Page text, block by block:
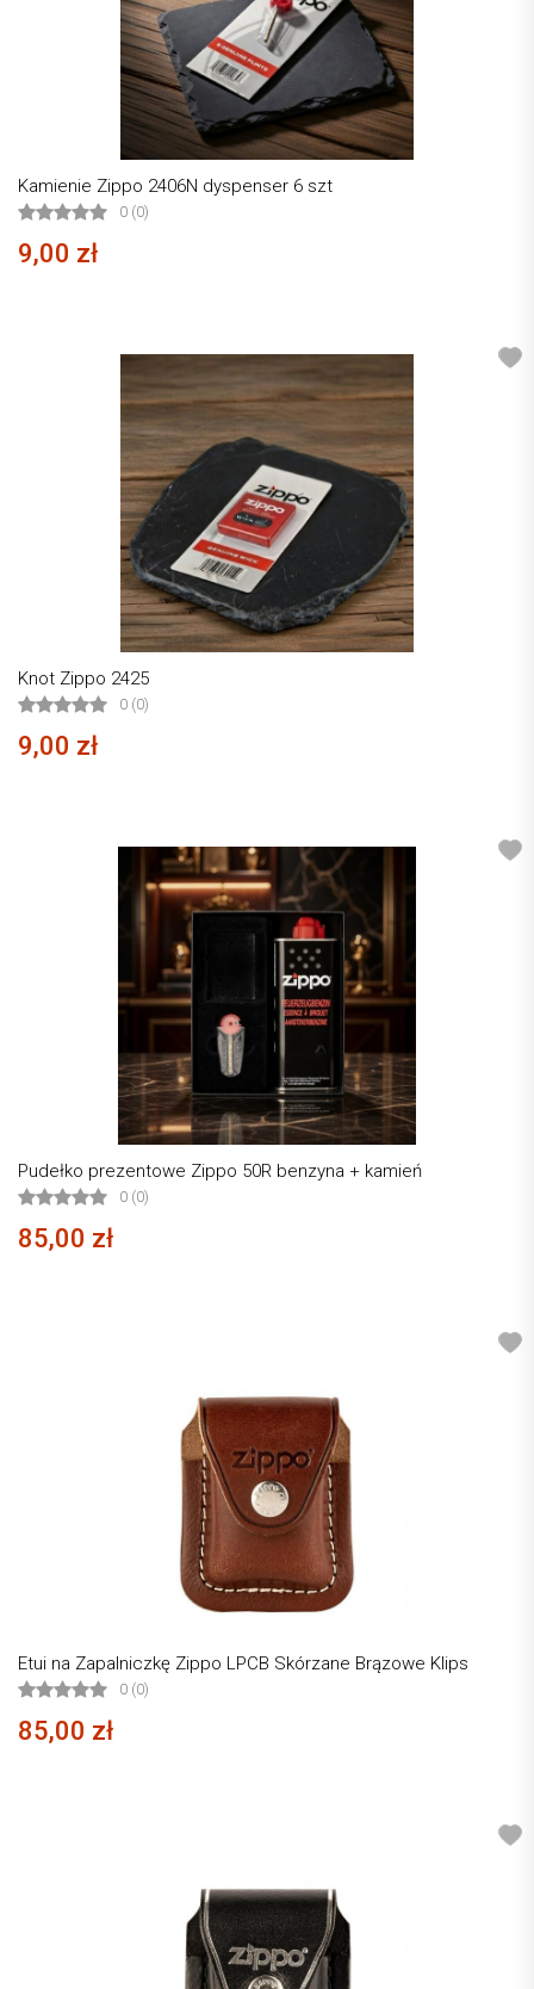
Kamienie Zippo 2406N dyspenser 6 szt
0 (0)
9,00 zł
Knot Zippo 2425
0 (0)
9,00 zł
Pudełko prezentowe Zippo 50R benzyna + kamień
0 (0)
85,00 zł
Etui na Zapalniczkę Zippo LPCB Skórzane Brązowe Klips
0 (0)
85,00 zł